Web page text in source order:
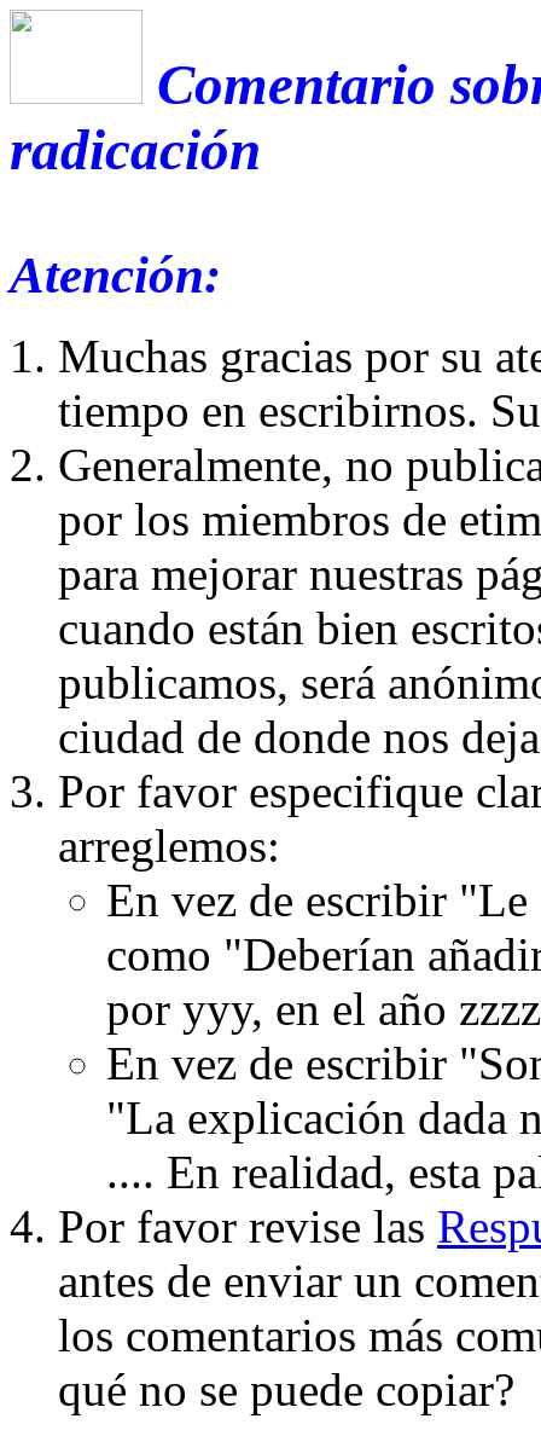
Comentario
radicación
Atención:
Muchas gracias por su
tiempo en escribirnos.
Generalmente, no
por los miembros de
para mejorar nuestras
cuando están bien
publicamos, será
ciudad de donde nos
Por favor especifique
arreglemos:
En vez de escribir
como "Deberían
por yyy, en el año
En vez de escribir
"La explicación dada
.... En realidad, esta
Por favor revise las
antes de enviar un
los comentarios más
qué no se puede copiar?